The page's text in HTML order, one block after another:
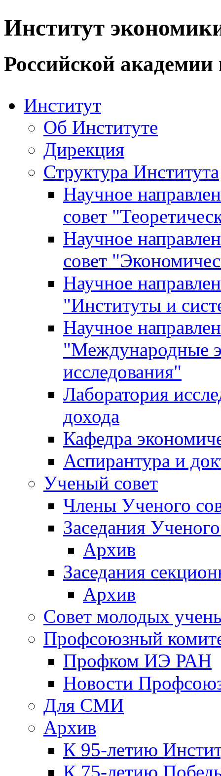
Институт
Российской академии
Институт
Об Институте
Дирекция
Структура Института
Научное
совет
Научное
совет
Научное
"Институты и
Научное
"Международные
исследования"
Лаборатория
дохода
Кафедра
Аспирантура и
Ученый совет
Члены Ученого
Заседания
Архив
Заседания
Архив
Совет молодых
Профсоюзный
Профком ИЭ РАН
Новости
Для СМИ
Архив
К 95-летию
К 75-летию